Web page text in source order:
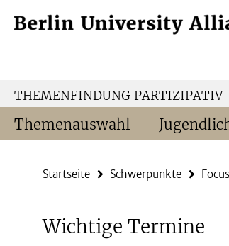
direkt
Service-
THEMENFINDUNG PARTIZIPATIV
Themenauswahl
Startseite Schwerpunkte
Wichtige Termine